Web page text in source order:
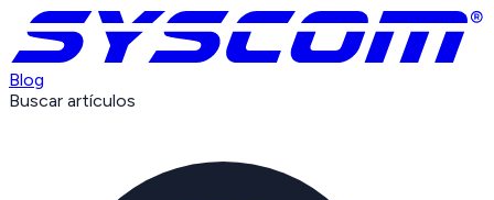
Blog
Buscar artículos